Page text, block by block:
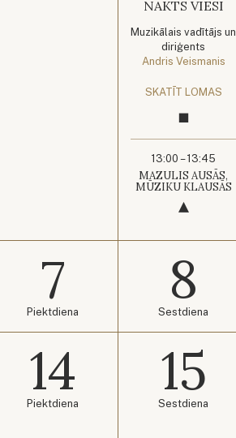
NAKTS VIESI
Muzikālais vadītājs un
diriģents
Andris Veismanis
SKATĪT LOMAS
13:00 – 13:45
MAZULIS AUSĀS,
MŪZIKU KLAUSĀS
7
Piektdiena 8
Sestdiena
14
Piektdiena 15
Sestdiena